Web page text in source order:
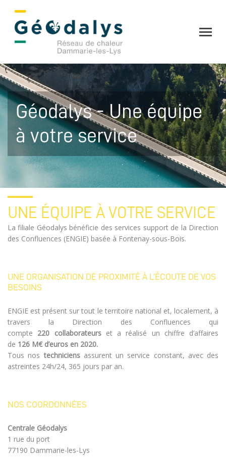
Géodalys - Une équipe
à votre service
UNE ÉQUIPE À VOTRE SERVICE
La filiale Géodalys bénéficie des services support de la Direction
des Confluences (ENGIE) basée à Fontenay-sous-Bois.
UNE ORGANISATION DE PROXIMITÉ À L’ÉCOUTE DE VOS
BESOINS
ENGIE est présent sur tout le territoire national et, localement, à
travers la Direction des Confluences qui
compte 220 collaborateurset a réalisé un chiffre d’affaires
de 126 M€ d’euros en 2020.
Tous nos techniciensassurent un service constant, avec des
astreintes 24h/24, 365 jours par an.
NOS COORDONNÉES
Centrale Géodalys
1 rue du port
77190 Dammarie-les-Lys